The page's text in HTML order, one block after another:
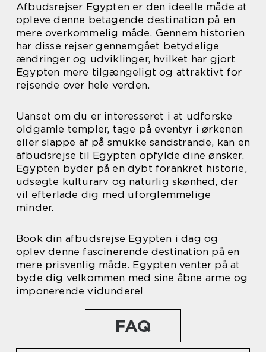
Afbudsrejser Egypten er den ideelle måde at
opleve denne betagende destination på en
mere overkommelig måde. Gennem historien
har disse rejser gennemgået betydelige
ændringer og udviklinger, hvilket har gjort
Egypten mere tilgængeligt og attraktivt for
rejsende over hele verden.
Uanset om du er interesseret i at udforske
oldgamle templer, tage på eventyr i ørkenen
eller slappe af på smukke sandstrande, kan en
afbudsrejse til Egypten opfylde dine ønsker.
Egypten byder på en dybt forankret historie,
udsøgte kulturarv og naturlig skønhed, der
vil efterlade dig med uforglemmelige
minder.
Book din afbudsrejse Egypten i dag og
oplev denne fascinerende destination på en
mere prisvenlig måde. Egypten venter på at
byde dig velkommen med sine åbne arme og
imponerende vidundere!
FAQ